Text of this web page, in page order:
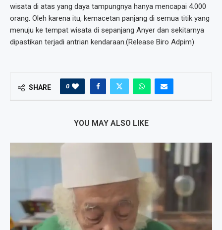
wisata di atas yang daya tampungnya hanya mencapai 4.000
orang. Oleh karena itu, kemacetan panjang di semua titik yang
menuju ke tempat wisata di sepanjang Anyer dan sekitarnya
dipastikan terjadi antrian kendaraan.(Release Biro Adpim)
SHARE 0
YOU MAY ALSO LIKE